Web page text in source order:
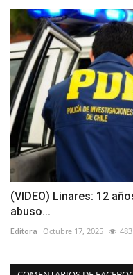
(VIDEO) Linares: 12
abuso...
Editora Octubre 17, 2025 483